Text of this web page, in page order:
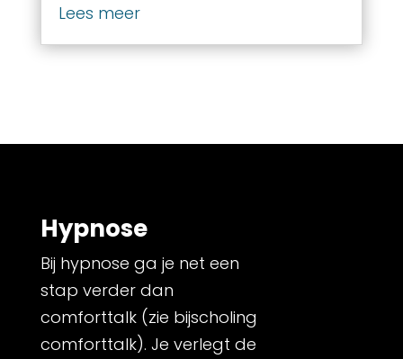
Lees meer
Hypnose
Bij hypnose ga je net een
stap verder dan
comforttalk (zie bijscholing
comforttalk). Je verlegt de